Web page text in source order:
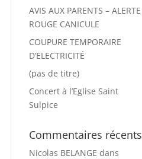
AVIS AUX PARENTS – ALERTE
ROUGE CANICULE
COUPURE TEMPORAIRE
D’ELECTRICITÉ
(pas de titre)
Concert à l’Eglise Saint
Sulpice
Commentaires récents
Nicolas BELANGE dans